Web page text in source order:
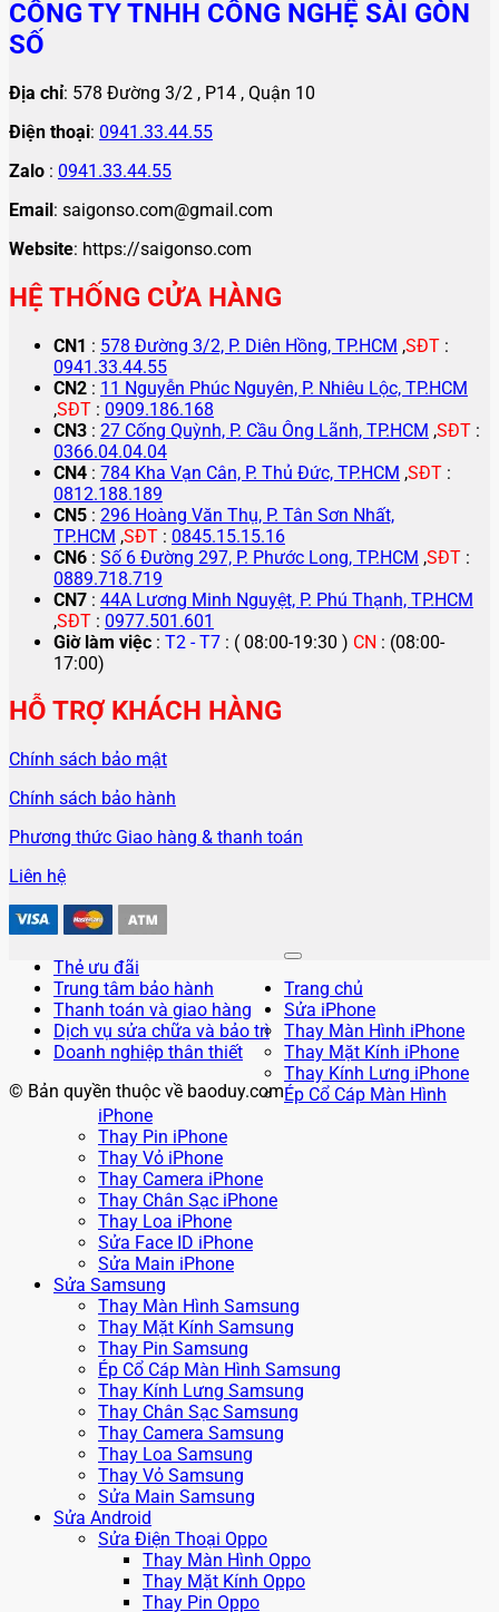
CÔNG TY TNHH CÔNG NGHỆ SÀI GÒN
SỐ
Địa chỉ: 578 Đường 3/2 , P14 , Quận 10
Điện thoại: 0941.33.44.55
Zalo : 0941.33.44.55
Email: saigonso.com@gmail.com
Website: https://saigonso.com
HỆ THỐNG CỬA HÀNG
CN1 : 578 Đường 3/2, P. Diên Hồng, TP.HCM ,SĐT :
0941.33.44.55
CN2 : 11 Nguyễn Phúc Nguyên, P. Nhiêu Lộc, TP.HCM
,SĐT : 0909.186.168
CN3 : 27 Cống Quỳnh, P. Cầu Ông Lãnh, TP.HCM ,SĐT :
0366.04.04.04
CN4 : 784 Kha Vạn Cân, P. Thủ Đức, TP.HCM ,SĐT :
0812.188.189
CN5 : 296 Hoàng Văn Thụ, P. Tân Sơn Nhất,
TP.HCM ,SĐT : 0845.15.15.16
CN6 : Số 6 Đường 297, P. Phước Long, TP.HCM ,SĐT :
0889.718.719
CN7 : 44A Lương Minh Nguyệt, P. Phú Thạnh, TP.HCM
,SĐT : 0977.501.601
Giờ làm việc : T2 - T7 : ( 08:00-19:30 ) CN : (08:00-
17:00)
HỖ TRỢ KHÁCH HÀNG
Chính sách bảo mật
Chính sách bảo hành
Phương thức Giao hàng & thanh toán
Liên hệ
Thẻ ưu đãi
Trung tâm bảo hành
Thanh toán và giao hàng
Dịch vụ sửa chữa và bảo trì
Doanh nghiệp thân thiết
© Bản quyền thuộc về baoduy.com
Trang chủ
Sửa iPhone
Thay Màn Hình iPhone
Thay Mặt Kính iPhone
Thay Kính Lưng iPhone
Ép Cổ Cáp Màn Hình
iPhone
Thay Pin iPhone
Thay Vỏ iPhone
Thay Camera iPhone
Thay Chân Sạc iPhone
Thay Loa iPhone
Sửa Face ID iPhone
Sửa Main iPhone
Sửa Samsung
Thay Màn Hình Samsung
Thay Mặt Kính Samsung
Thay Pin Samsung
Ép Cổ Cáp Màn Hình Samsung
Thay Kính Lưng Samsung
Thay Chân Sạc Samsung
Thay Camera Samsung
Thay Loa Samsung
Thay Vỏ Samsung
Sửa Main Samsung
Sửa Android
Sửa Điện Thoại Oppo
Thay Màn Hình Oppo
Thay Mặt Kính Oppo
Thay Pin Oppo